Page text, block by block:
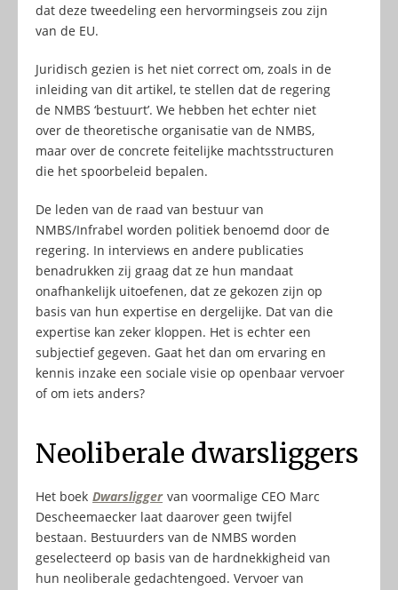
dat deze tweedeling een hervormingseis zou zijn
van de EU.
Juridisch gezien is het niet correct om, zoals in de
inleiding van dit artikel, te stellen dat de regering
de NMBS ‘bestuurt’. We hebben het echter niet
over de theoretische organisatie van de NMBS,
maar over de concrete feitelijke machtsstructuren
die het spoorbeleid bepalen.
De leden van de raad van bestuur van
NMBS/Infrabel worden politiek benoemd door de
regering. In interviews en andere publicaties
benadrukken zij graag dat ze hun mandaat
onafhankelijk uitoefenen, dat ze gekozen zijn op
basis van hun expertise en dergelijke. Dat van die
expertise kan zeker kloppen. Het is echter een
subjectief gegeven. Gaat het dan om ervaring en
kennis inzake een sociale visie op openbaar vervoer
of om iets anders?
Neoliberale dwarsliggers
Het boek Dwarsligger van voormalige CEO Marc
Descheemaecker laat daarover geen twijfel
bestaan. Bestuurders van de NMBS worden
geselecteerd op basis van de hardnekkigheid van
hun neoliberale gedachtengoed. Vervoer van